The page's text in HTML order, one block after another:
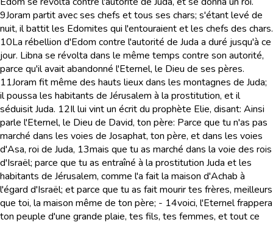
9Joram partit avec ses chefs et tous ses chars; s'étant levé de
nuit, il battit les Edomites qui l'entouraient et les chefs des chars.
10La rébellion d'Edom contre l'autorité de Juda a duré jusqu'à ce
jour. Libna se révolta dans le même temps contre son autorité,
parce qu'il avait abandonné l'Eternel, le Dieu de ses pères.
11Joram fit même des hauts lieux dans les montagnes de Juda;
il poussa les habitants de Jérusalem à la prostitution, et il
séduisit Juda. 12Il lui vint un écrit du prophète Elie, disant: Ainsi
parle l'Eternel, le Dieu de David, ton père: Parce que tu n'as pas
marché dans les voies de Josaphat, ton père, et dans les voies
d'Asa, roi de Juda, 13mais que tu as marché dans la voie des rois
d'Israël; parce que tu as entraîné à la prostitution Juda et les
habitants de Jérusalem, comme l'a fait la maison d'Achab à
l'égard d'Israël; et parce que tu as fait mourir tes frères, meilleurs
que toi, la maison même de ton père; - 14voici, l'Eternel frappera
ton peuple d'une grande plaie, tes fils, tes femmes, et tout ce